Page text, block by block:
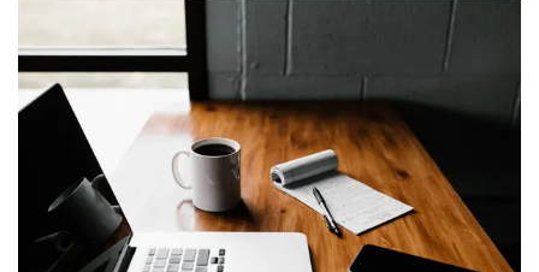
SPORTELLI
CNA NEL TERRITORIO
AREA RISERVATA